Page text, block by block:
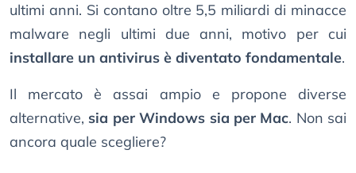
ultimi anni. Si contano oltre 5,5 miliardi di minacce
malware negli ultimi due anni, motivo per cui
installare un antivirus è diventato fondamentale.
Il mercato è assai ampio e propone diverse
alternative, sia per Windows sia per Mac. Non sai
ancora quale scegliere?